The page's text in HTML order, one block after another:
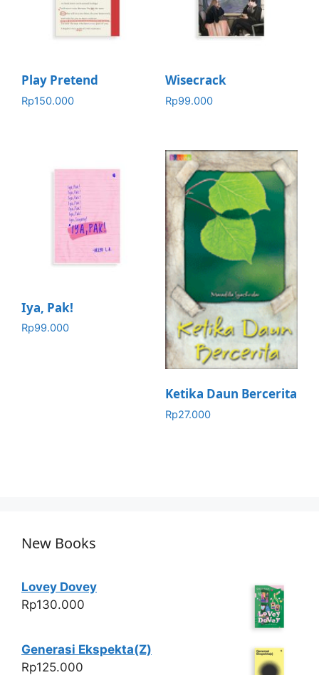
Play Pretend
Rp150.000
Wisecrack
Rp99.000
Iya, Pak!
Rp99.000
Ketika Daun Bercerita
Rp27.000
New Books
Lovey Dovey
Rp130.000
Generasi Ekspekta(Z)
Rp125.000